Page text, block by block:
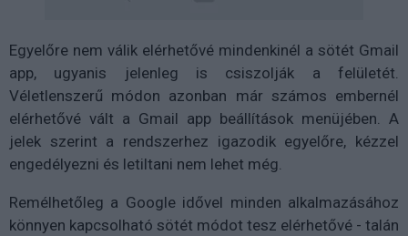
Egyelőre nem válik elérhetővé mindenkinél a sötét Gmail
app, ugyanis jelenleg is csiszolják a felületét.
Véletlenszerű módon azonban már számos embernél
elérhetővé vált a Gmail app beállítások menüjében. A
jelek szerint a rendszerhez igazodik egyelőre, kézzel
engedélyezni és letiltani nem lehet még.
Remélhetőleg a Google idővel minden alkalmazásához
könnyen kapcsolható sötét módot tesz elérhetővé - talán